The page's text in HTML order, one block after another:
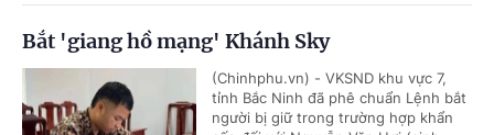
Bắt 'giang hồ mạng' Khánh Sky
(Chinhphu.vn) - VKSND khu vực 7,
tỉnh Bắc Ninh đã phê chuẩn Lệnh bắt
người bị giữ trong trường hợp khẩn